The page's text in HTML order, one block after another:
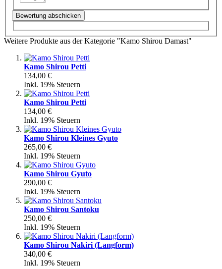
Bewertung abschicken
Weitere Produkte aus der Kategorie "Kamo Shirou Damast"
Kamo Shirou Petti
134,00 €
Inkl. 19% Steuern
Kamo Shirou Petti
134,00 €
Inkl. 19% Steuern
Kamo Shirou Kleines Gyuto
265,00 €
Inkl. 19% Steuern
Kamo Shirou Gyuto
290,00 €
Inkl. 19% Steuern
Kamo Shirou Santoku
250,00 €
Inkl. 19% Steuern
Kamo Shirou Nakiri (Langform)
340,00 €
Inkl. 19% Steuern